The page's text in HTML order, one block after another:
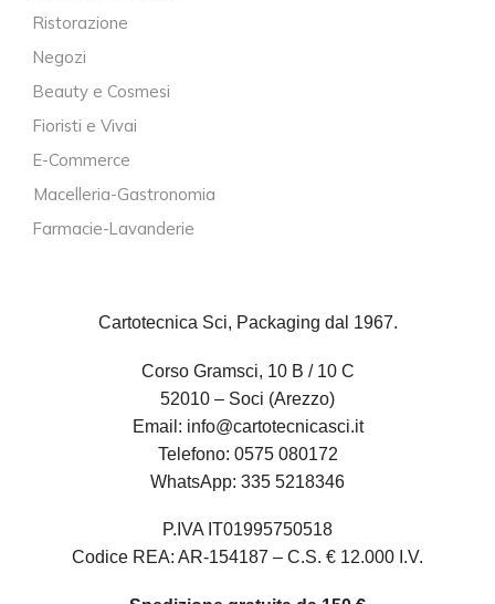
Ristorazione
Negozi
Beauty e Cosmesi
Fioristi e Vivai
E-Commerce
Macelleria-Gastronomia
Farmacie-Lavanderie
Cartotecnica Sci, Packaging dal 1967.
Corso Gramsci, 10 B / 10 C
52010 – Soci (Arezzo)
Email: info@cartotecnicasci.it
Telefono: 0575 080172
WhatsApp: 335 5218346
P.IVA IT01995750518
Codice REA: AR-154187 – C.S. € 12.000 I.V.